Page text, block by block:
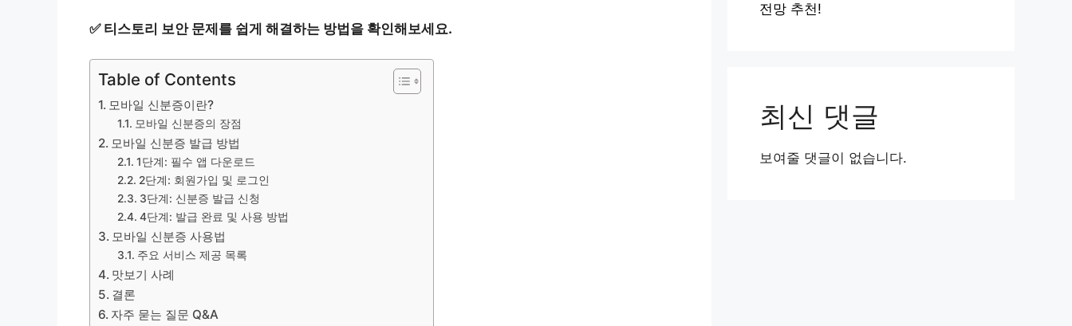
✅ 티스토리 보안 문제를 쉽게 해결하는 방법을 확인해보세요.
Table of Contents
모바일 신분증이란?
모바일 신분증의 장점
모바일 신분증 발급 방법
1단계: 필수 앱 다운로드
2단계: 회원가입 및 로그인
3단계: 신분증 발급 신청
4단계: 발급 완료 및 사용 방법
모바일 신분증 사용법
주요 서비스 제공 목록
맛보기 사례
결론
자주 묻는 질문 Q&A
전망 추천!
최신 댓글
보여줄 댓글이 없습니다.